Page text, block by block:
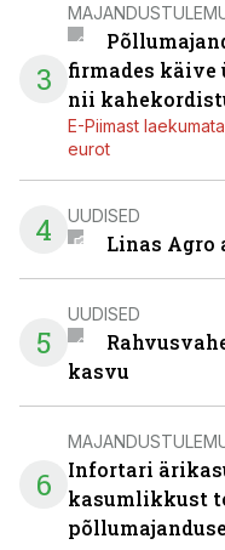
3
firmades käive
nii
E-Piimast
eurot
4 UUDISED
Linas
5
UUDISED
kasvu
6
Infortari
kasumlikkust